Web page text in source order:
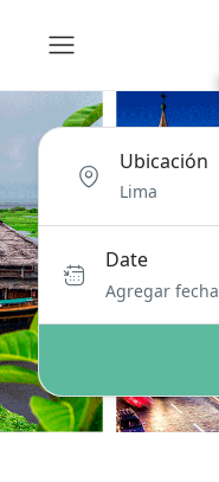
Ubicación
Date
Agregar fecha